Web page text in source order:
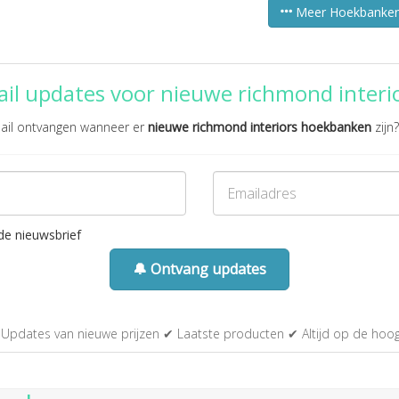
Meer
updates voor nieuwe richmond
ontvangen wanneer er nieuwe richmond interiors hoekbanken
nieuwsbrief
🔔 Ontvang updates
van nieuwe prijzen ✔ Laatste producten ✔ Altijd op de